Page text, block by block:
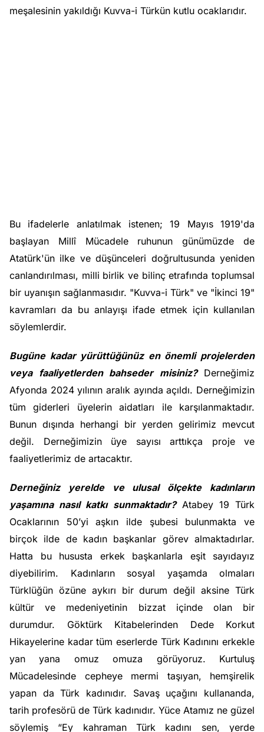
meşalesinin yakıldığı Kuvva-i Türkün kutlu ocaklarıdır.
Bu ifadelerle anlatılmak istenen; 19 Mayıs 1919'da
başlayan Millî Mücadele ruhunun günümüzde de
Atatürk'ün ilke ve düşünceleri doğrultusunda yeniden
canlandırılması, milli birlik ve bilinç etrafında toplumsal
bir uyanışın sağlanmasıdır. "Kuvva-i Türk" ve "İkinci 19"
kavramları da bu anlayışı ifade etmek için kullanılan
söylemlerdir.
Bugüne kadar yürüttüğünüz en önemli projelerden
veya faaliyetlerden bahseder misiniz?Derneğimiz
Afyonda 2024 yılının aralık ayında açıldı. Derneğimizin
tüm giderleri üyelerin aidatları ile karşılanmaktadır.
Bunun dışında herhangi bir yerden gelirimiz mevcut
değil. Derneğimizin üye sayısı arttıkça proje ve
faaliyetlerimiz de artacaktır.
Derneğiniz yerelde ve ulusal ölçekte kadınların
yaşamına nasıl katkı sunmaktadır?Atabey 19 Türk
Ocaklarının 50’yi aşkın ilde şubesi bulunmakta ve
birçok ilde de kadın başkanlar görev almaktadırlar.
Hatta bu hususta erkek başkanlarla eşit sayıdayız
diyebilirim. Kadınların sosyal yaşamda olmaları
Türklüğün özüne aykırı bir durum değil aksine Türk
kültür ve medeniyetinin bizzat içinde olan bir
durumdur. Göktürk Kitabelerinden Dede Korkut
Hikayelerine kadar tüm eserlerde Türk Kadınını erkekle
yan yana omuz omuza görüyoruz. Kurtuluş
Mücadelesinde cepheye mermi taşıyan, hemşirelik
yapan da Türk kadınıdır. Savaş uçağını kullananda,
tarih profesörü de Türk kadınıdır. Yüce Atamız ne güzel
söylemiş “Ey kahraman Türk kadını sen, yerde